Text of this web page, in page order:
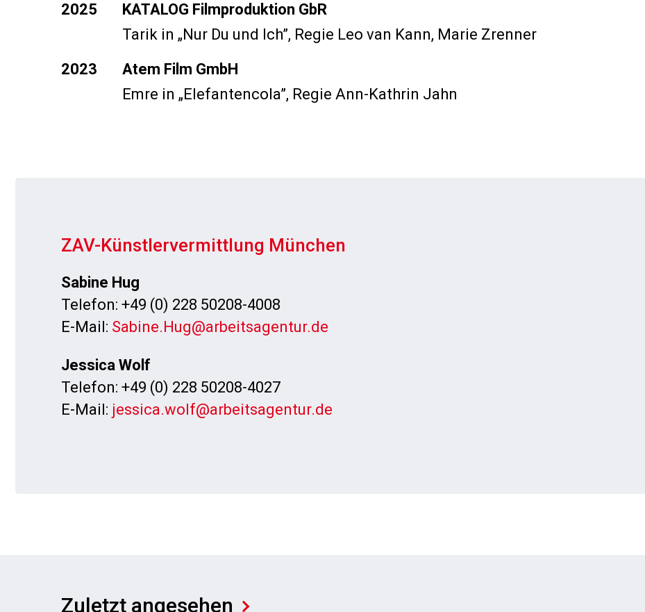
2025
KATALOG Filmproduktion GbR
Tarik in „Nur Du und Ich”, Regie Leo van Kann, Marie Zrenner
2023
Atem Film GmbH
Emre in „Elefantencola”, Regie Ann-Kathrin Jahn
ZAV-Künstlervermittlung München
Sabine Hug
Telefon: +49 (0) 228 50208-4008
E-Mail: Sabine.Hug@arbeitsagentur.de
Jessica Wolf
Telefon: +49 (0) 228 50208-4027
E-Mail: jessica.wolf@arbeitsagentur.de
Zuletzt angesehen